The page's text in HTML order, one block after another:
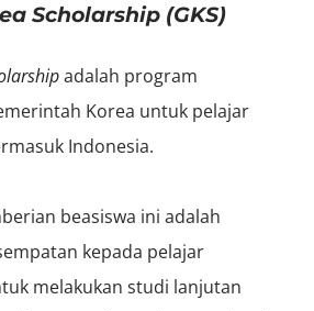
Scholarship (GKS)
adalah program
Korea untuk pelajar
Indonesia.
beasiswa ini adalah
kepada pelajar
melakukan studi lanjutan